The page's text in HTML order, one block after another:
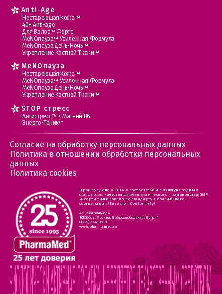
Anti-Age
Нестареющая Кожа™
40+ Anti-age
Для Волос™ Форте
МеNOпауза™ Усиленная Формула
МеNOпауза День-Ночь™
Укрепление Костной Ткани™
MеNOпауза
Нестареющая Кожа™
МеNOпауза™ Усиленная Формула
МеNOпауза День-Ночь™
Укрепление Костной Ткани™
STOP стресс
Антистресс™ + Магний В6
Энерго-Тоник™
Согласие на обработку персональных данных
Политика в отношении обработки персональных
данных
Политика cookies
Произведено в США в соответствии с международным
стандартом качества фармацевтического производства GMP
и сертифицировано по стандарту Евразийского
соответствия (Eurasion Conformity)
АО «Фармамед»
105066, г. Москва, Доброслободская, 8 стр. 4
8(495) 744-0618
www.pharmamed.ru